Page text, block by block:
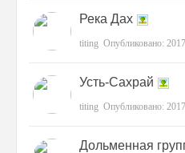
Река Дах
titing Опубликовано:
Усть-Сахрай
titing Опубликовано:
Дольменная